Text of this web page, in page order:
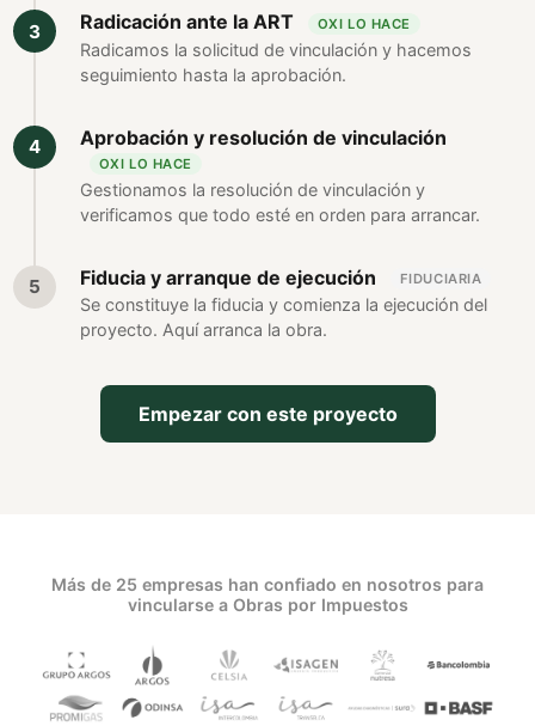
Radicación ante la ART OXI LO HACE
Radicamos la solicitud de vinculación y hacemos
seguimiento hasta la aprobación.
Aprobación y resolución de vinculación
OXI LO HACE
Gestionamos la resolución de vinculación y
verificamos que todo esté en orden para arrancar.
Fiducia y arranque de ejecución FIDUCIARIA
Se constituye la fiducia y comienza la ejecución del
proyecto. Aquí arranca la obra.
Empezar con este proyecto
Más de 25 empresas han confiado en nosotros para
vincularse a Obras por Impuestos